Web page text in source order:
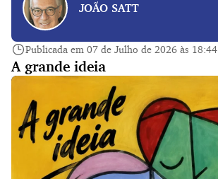
JOÃO SATT
Publicada em 07 de Julho de 2026 às 18:44
A grande ideia